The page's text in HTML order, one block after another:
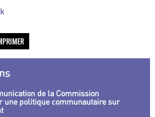
de la Commission
une politique communautaire sur